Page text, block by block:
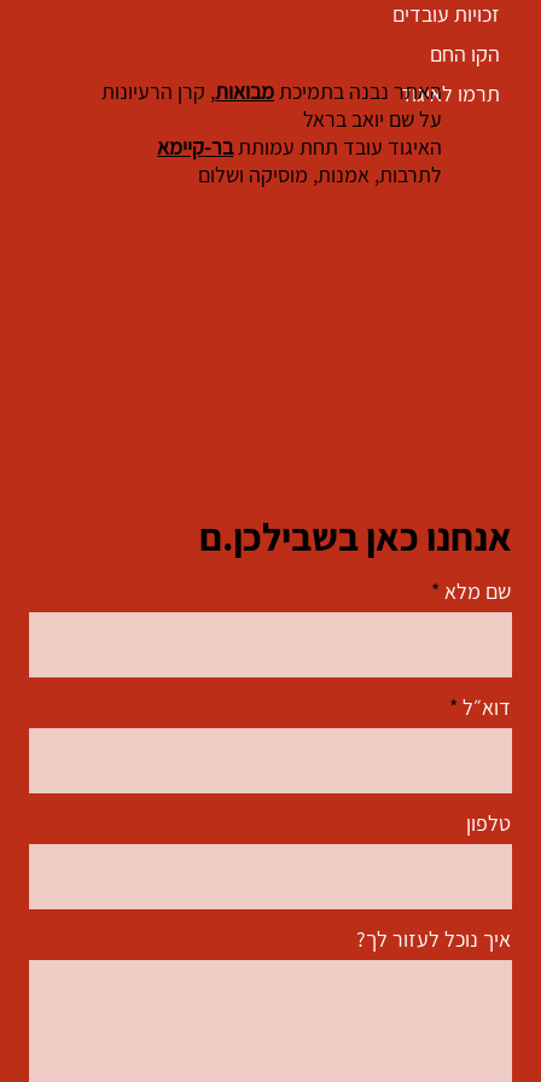
אנחנו כאן בשבילכן.ם
שם מלא
דוא״ל
טלפון
איך נוכל לעזור לך?
זכויות עובדים
הקו החם
תרמו לאיגודהאתר נבנה בתמיכתמבואות, קרן הרעיונות
על שם יואב בראל
האיגוד עובד תחת עמותתבר-קיימא
לתרבות, אמנות, מוסיקה ושלום